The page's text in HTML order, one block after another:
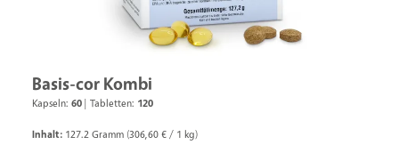
Basis-cor Kombi
Kapseln: 60 | Tabletten: 120
Inhalt: 127.2 Gramm (306,60 € / 1 kg)